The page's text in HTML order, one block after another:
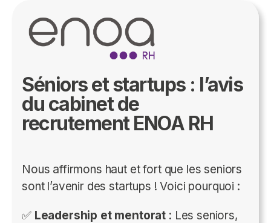
Séniors et startups : l’avis
du cabinet de
recrutement ENOA RH
Nous affirmons haut et fort que les seniors
sont l’avenir des startups ! Voici pourquoi :
✅ Leadership et mentorat : Les seniors,